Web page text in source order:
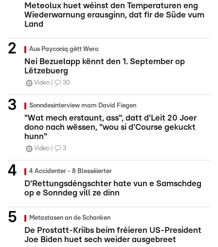
Meteolux huet wéinst den Temperaturen eng
Wiederwarnung erausginn, dat fir de Süde vum
Land
Aus Payconiq gëtt Wero
Nei Bezuelapp kënnt den 1. September op
Lëtzebuerg
Video 30
Sonndesinterview mam David Fiegen
"Wat mech erstaunt, ass", datt d'Leit 20 Joer
dono nach wëssen, "wou si d'Course gekuckt
hunn"
Video 3
4 Accidenter - 8 Blesséierter
D'Rettungsdéngschter hate vun e Samschdeg
op e Sonndeg vill ze dinn
Metastasen an de Schanken
De Prostatt-Kriibs beim fréieren US-President
Joe Biden huet sech weider ausgebreet